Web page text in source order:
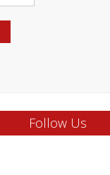
Follow Us